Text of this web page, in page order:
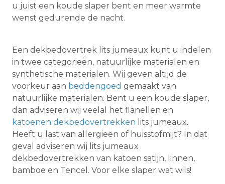
u juist een koude slaper bent en meer warmte
wenst gedurende de nacht.
Een dekbedovertrek lits jumeaux kunt u indelen
in twee categorieën, natuurlijke materialen en
synthetische materialen. Wij geven altijd de
voorkeur aan beddengoed gemaakt van
natuurlijke materialen. Bent u een koude slaper,
dan adviseren wij veelal het flanellen en
katoenen dekbedovertrekken lits jumeaux.
Heeft u last van allergieën of huisstofmijt? In dat
geval adviseren wij lits jumeaux
dekbedovertrekken van katoen satijn, linnen,
bamboe en Tencel. Voor elke slaper wat wils!